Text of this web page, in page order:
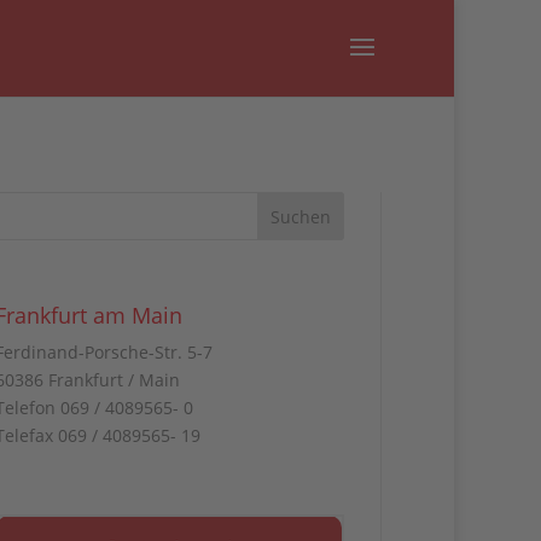
am Main
Porsche-Str. 5-7
Frankfurt / Main
069 / 4089565- 0
069 / 4089565- 19